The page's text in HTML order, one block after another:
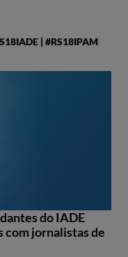
| #RS18IPAM
do IADE
jornalistas de